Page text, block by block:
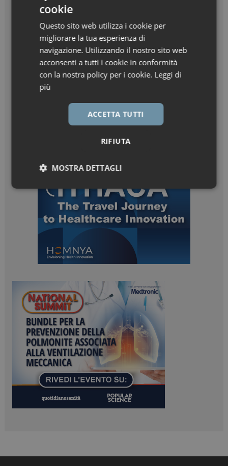
cookie
Questo sito web utilizza i cookie per
migliorare la tua esperienza di
navigazione. Utilizzando il nostro sito web
acconsenti a tutti i cookie in conformità
con la nostra policy per i cookie. Leggi di
più
ACCETTA TUTTI
RIFIUTA
MOSTRA DETTAGLI
Necessari Marketing
Marketing
I cookie necessari contribuiscono a rendere fruibile il
sito web abilitandone funzionalità di base quali la
navigazione sulle pagine e l'accesso alle aree
protette del sito. Il sito web non è in grado di
funzionare correttamente senza questi cookie.
NOME
FORNITORE / DOMINIO
_ga
Google LLC
.dailyhealthindustry.it